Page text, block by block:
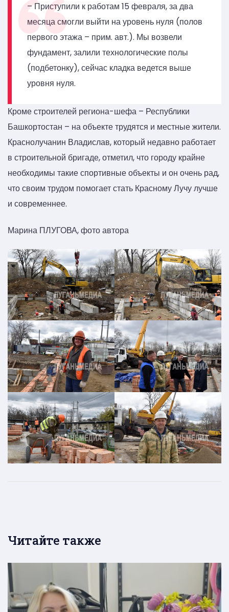
– Приступили к работам 15 февраля, за два
месяца смогли выйти на уровень нуля (полов
первого этажа – прим. авт.). Мы возвели
фундамент, залили технологические полы
(подбетонку), сейчас кладка ведется выше
уровня нуля.
Кроме строителей региона-шефа – Республики
Башкортостан – на объекте трудятся и местные жители.
Краснолучанин Владислав, который недавно работает
в строительной бригаде, отметил, что городу крайне
необходимы такие спортивные объекты и он очень рад,
что своим трудом помогает стать Красному Лучу лучше
и современнее.
Марина ПЛУГОВА, фото автора
Читайте также